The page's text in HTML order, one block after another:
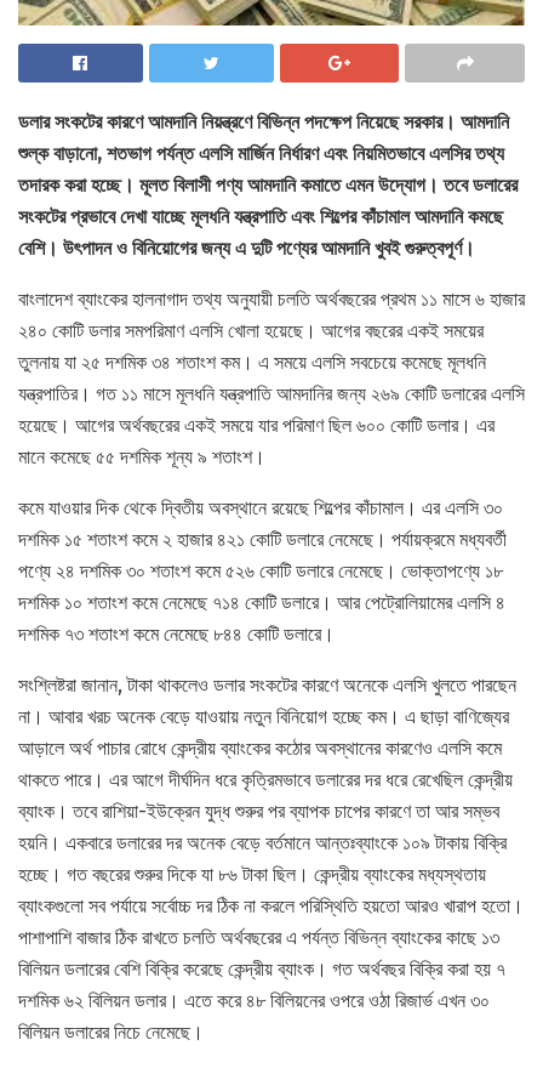
ডলার সংকটের কারণে আমদানি নিয়ন্ত্রণে বিভিন্ন পদক্ষেপ নিয়েছে সরকার। আমদানি
শুল্ক বাড়ানো, শতভাগ পর্যন্ত এলসি মার্জিন নির্ধারণ এবং নিয়মিতভাবে এলসির তথ্য
তদারক করা হচ্ছে। মূলত বিলাসী পণ্য আমদানি কমাতে এমন উদ্যোগ। তবে ডলারের
সংকটের প্রভাবে দেখা যাচ্ছে মূলধনি যন্ত্রপাতি এবং শিল্পের কাঁচামাল আমদানি কমছে
বেশি। উৎপাদন ও বিনিয়োগের জন্য এ দুটি পণ্যের আমদানি খুবই গুরুত্বপূর্ণ।
বাংলাদেশ ব্যাংকের হালনাগাদ তথ্য অনুযায়ী চলতি অর্থবছরের প্রথম ১১ মাসে ৬ হাজার
২৪০ কোটি ডলার সমপরিমাণ এলসি খোলা হয়েছে। আগের বছরের একই সময়ের
তুলনায় যা ২৫ দশমিক ৩৪ শতাংশ কম। এ সময়ে এলসি সবচেয়ে কমেছে মূলধনি
যন্ত্রপাতির। গত ১১ মাসে মূলধনি যন্ত্রপাতি আমদানির জন্য ২৬৯ কোটি ডলারের এলসি
হয়েছে। আগের অর্থবছরের একই সময়ে যার পরিমাণ ছিল ৬০০ কোটি ডলার। এর
মানে কমেছে ৫৫ দশমিক শূন্য ৯ শতাংশ।
কমে যাওয়ার দিক থেকে দ্বিতীয় অবস্থানে রয়েছে শিল্পের কাঁচামাল। এর এলসি ৩০
দশমিক ১৫ শতাংশ কমে ২ হাজার ৪২১ কোটি ডলারে নেমেছে। পর্যায়ক্রমে মধ্যবর্তী
পণ্যে ২৪ দশমিক ৩০ শতাংশ কমে ৫২৬ কোটি ডলারে নেমেছে। ভোক্তাপণ্যে ১৮
দশমিক ১০ শতাংশ কমে নেমেছে ৭১৪ কোটি ডলারে। আর পেট্রোলিয়ামের এলসি ৪
দশমিক ৭৩ শতাংশ কমে নেমেছে ৮৪৪ কোটি ডলারে।
সংশ্লিষ্টরা জানান, টাকা থাকলেও ডলার সংকটের কারণে অনেকে এলসি খুলতে পারছেন
না। আবার খরচ অনেক বেড়ে যাওয়ায় নতুন বিনিয়োগ হচ্ছে কম। এ ছাড়া বাণিজ্যের
আড়ালে অর্থ পাচার রোধে কেন্দ্রীয় ব্যাংকের কঠোর অবস্থানের কারণেও এলসি কমে
থাকতে পারে। এর আগে দীর্ঘদিন ধরে কৃত্রিমভাবে ডলারের দর ধরে রেখেছিল কেন্দ্রীয়
ব্যাংক। তবে রাশিয়া-ইউক্রেন যুদ্ধ শুরুর পর ব্যাপক চাপের কারণে তা আর সম্ভব
হয়নি। একবারে ডলারের দর অনেক বেড়ে বর্তমানে আন্তঃব্যাংকে ১০৯ টাকায় বিক্রি
হচ্ছে। গত বছরের শুরুর দিকে যা ৮৬ টাকা ছিল। কেন্দ্রীয় ব্যাংকের মধ্যস্থতায়
ব্যাংকগুলো সব পর্যায়ে সর্বোচ্চ দর ঠিক না করলে পরিস্থিতি হয়তো আরও খারাপ হতো।
পাশাপাশি বাজার ঠিক রাখতে চলতি অর্থবছরের এ পর্যন্ত বিভিন্ন ব্যাংকের কাছে ১৩
বিলিয়ন ডলারের বেশি বিক্রি করেছে কেন্দ্রীয় ব্যাংক। গত অর্থবছর বিক্রি করা হয় ৭
দশমিক ৬২ বিলিয়ন ডলার। এতে করে ৪৮ বিলিয়নের ওপরে ওঠা রিজার্ভ এখন ৩০
বিলিয়ন ডলারের নিচে নেমেছে।